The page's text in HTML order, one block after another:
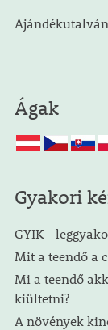
Ágak
Gyakori
GYIK -
Mit a teendő a
Mi a teendő
kiültetni?
A növények